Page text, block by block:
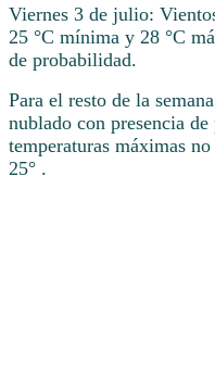
Viernes 3 de julio:
25 °C mínima y 28 °C
de probabilidad.
Para el resto de la
nublado con presencia de
temperaturas máximas
25° .